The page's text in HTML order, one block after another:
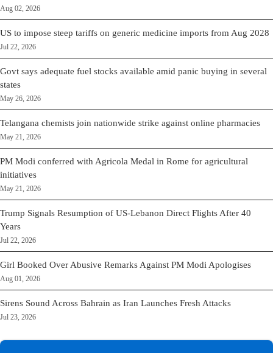
Aug 02, 2026
US to impose steep tariffs on generic medicine imports from Aug 2028
Jul 22, 2026
Govt says adequate fuel stocks available amid panic buying in several
states
May 26, 2026
Telangana chemists join nationwide strike against online pharmacies
May 21, 2026
PM Modi conferred with Agricola Medal in Rome for agricultural
initiatives
May 21, 2026
Trump Signals Resumption of US-Lebanon Direct Flights After 40
Years
Jul 22, 2026
Girl Booked Over Abusive Remarks Against PM Modi Apologises
Aug 01, 2026
Sirens Sound Across Bahrain as Iran Launches Fresh Attacks
Jul 23, 2026